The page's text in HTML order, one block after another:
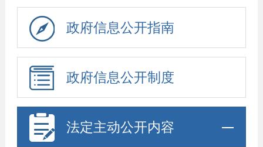
政府信息公开指南
政府信息公开制度
法定主动公开内容